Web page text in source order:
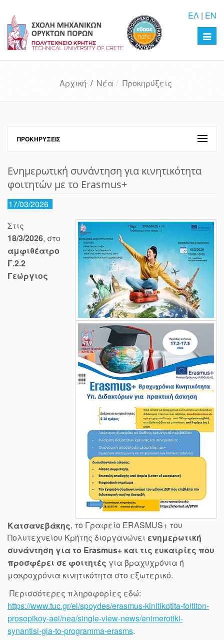
ΕΛ | EN
Αρχική / Νέα Προκηρύξεις
ΠΡΟΚΗΡΎΞΕΙΣ
Ενημερωτική συνάντηση για κινητικότητα
φοιτητών με το Erasmus+
17/03/2026
Στις
18/3/2026, στο
αμφιθέατρο
Γ.2.2
Γεώργιος
Κατσανεβάκης, το Γραφείο ERASMUS+ του
Πολυτεχνείου Κρήτης διοργανώνει ενημερωτική
συνάντηση για το Erasmus+ και τις ευκαιρίες που
προσφέρει σε φοιτητές για βραχυχρόνια ή
μακροχρόνια κινητικότητα στο εξωτερικό.
Περισσότερες πληροφορίες εδώ:
https://www.tuc.gr/el/spoydes/erasmus-kinitikotita-foititon-
prosopikoy-aei/nea/single-view-news/enimerotiki-
synantisi-gia-to-programma-erasms.